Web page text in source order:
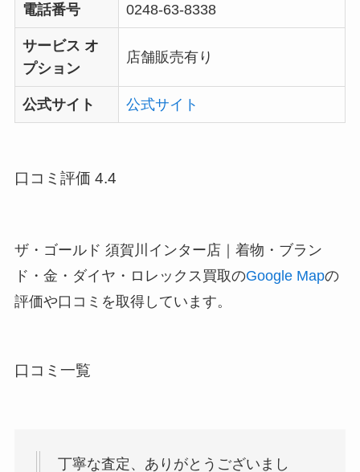
電話番号 0248-63-8338
サービス オ
プション
店舗販売有り
公式サイト 公式サイト
口コミ評価 4.4
ザ・ゴールド 須賀川インター店｜着物・ブラン
ド・金・ダイヤ・ロレックス買取のGoogle Mapの
評価や口コミを取得しています。
口コミ一覧
丁寧な査定、ありがとうございまし